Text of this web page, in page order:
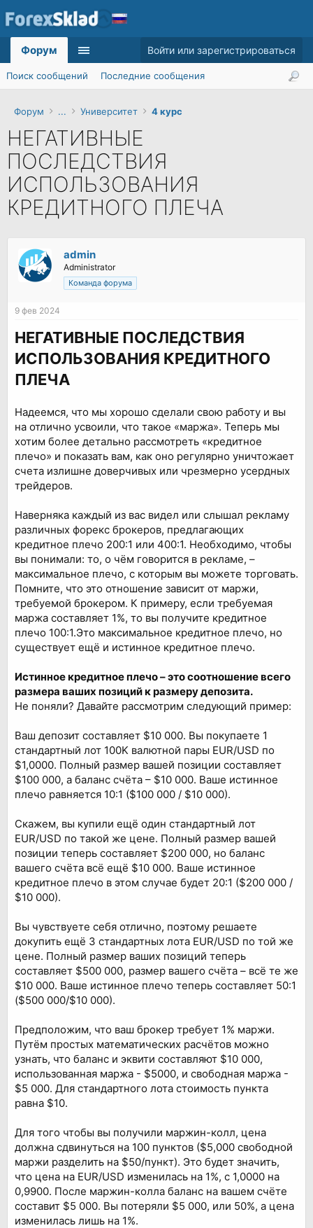
Форум ... Университет 4 курс
НЕГАТИВНЫЕ
ПОСЛЕДСТВИЯ
ИСПОЛЬЗОВАНИЯ
КРЕДИТНОГО ПЛЕЧА
admin
Administrator
Команда форума
9 фев 2024
НЕГАТИВНЫЕ ПОСЛЕДСТВИЯ
ИСПОЛЬЗОВАНИЯ КРЕДИТНОГО
ПЛЕЧА
Надеемся, что мы хорошо сделали свою работу и вы
на отлично усвоили, что такое «маржа». Теперь мы
хотим более детально рассмотреть «кредитное
плечо» и показать вам, как оно регулярно уничтожает
счета излишне доверчивых или чрезмерно усердных
трейдеров.
Наверняка каждый из вас видел или слышал рекламу
различных форекс брокеров, предлагающих
кредитное плечо 200:1 или 400:1. Необходимо, чтобы
вы понимали: то, о чём говорится в рекламе, –
максимальное плечо, с которым вы можете торговать.
Помните, что это отношение зависит от маржи,
требуемой брокером. К примеру, если требуемая
маржа составляет 1%, то вы получите кредитное
плечо 100:1.Это максимальное кредитное плечо, но
существует ещё и истинное кредитное плечо.
Истинное кредитное плечо – это соотношение всего
размера ваших позиций к размеру депозита.
Не поняли? Давайте рассмотрим следующий пример:
Ваш депозит составляет $10 000. Вы покупаете 1
стандартный лот 100K валютной пары EUR/USD по
$1,0000. Полный размер вашей позиции составляет
$100 000, а баланс счёта – $10 000. Ваше истинное
плечо равняется 10:1 ($100 000 / $10 000).
Скажем, вы купили ещё один стандартный лот
EUR/USD по такой же цене. Полный размер вашей
позиции теперь составляет $200 000, но баланс
вашего счёта всё ещё $10 000. Ваше истинное
кредитное плечо в этом случае будет 20:1 ($200 000 /
$10 000).
Вы чувствуете себя отлично, поэтому решаете
докупить ещё 3 стандартных лота EUR/USD по той же
цене. Полный размер ваших позиций теперь
составляет $500 000, размер вашего счёта – всё те же
$10 000. Ваше истинное плечо теперь составляет 50:1
($500 000/$10 000).
Предположим, что ваш брокер требует 1% маржи.
Путём простых математических расчётов можно
узнать, что баланс и эквити составляют $10 000,
использованная маржа - $5000, и свободная маржа -
$5 000. Для стандартного лота стоимость пункта
равна $10.
Для того чтобы вы получили маржин-колл, цена
должна сдвинуться на 100 пунктов ($5,000 свободной
маржи разделить на $50/пункт). Это будет значить,
что цена на EUR/USD изменилась на 1%, с 1,0000 на
0,9900. После маржин-колла баланс на вашем счёте
составит $5 000. Вы потеряли $5 000, или 50%, а цена
изменилась лишь на 1%.
Форум
Поиск сообщений Последние сообщения
Войти или зарегистрироваться